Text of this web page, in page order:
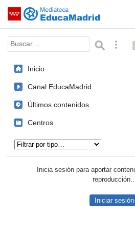
Saltar navegación
Palabra o frase:
Inicio
Canal EducaMadrid
Últimos contenidos
Centros
Inicia sesión para aportar
Iniciar sesión